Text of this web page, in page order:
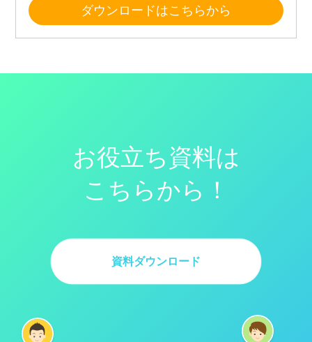
ダウンロードはこちらから
お役立ち資料は
こちらから！
資料ダウンロード